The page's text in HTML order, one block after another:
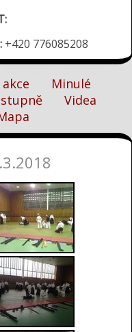
+420 776085208
Minulé
Videa